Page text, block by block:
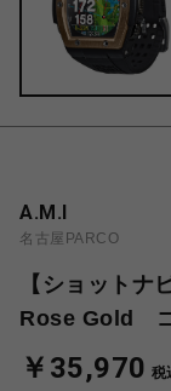
A.M.I
名古屋PARCO
【ショット
Rose Gold
￥35,970 税